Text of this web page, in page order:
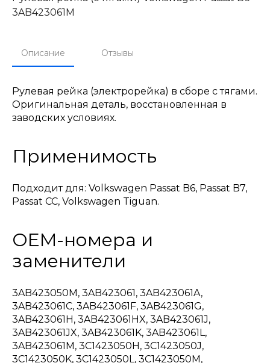
3AB423061M
Описание Отзывы
Рулевая рейка (электрорейка) в сборе с тягами.
Оригинальная деталь, восстановленная в
заводских условиях.
Применимость
Подходит для: Volkswagen Passat B6, Passat B7,
Passat CC, Volkswagen Tiguan.
OEM-номера и
заменители
3AB423050M, 3AB423061, 3AB423061A,
3AB423061C, 3AB423061F, 3AB423061G,
3AB423061H, 3AB423061HX, 3AB423061J,
3AB423061JX, 3AB423061K, 3AB423061L,
3AB423061M, 3C1423050H, 3C1423050J,
3C1423050K, 3C1423050L, 3C1423050M,